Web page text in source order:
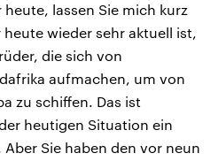
heute, lassen Sie mich kurz
wieder sehr aktuell ist,
die sich von
aufmachen, um von
zu schiffen. Das ist
heutigen Situation ein
Sie haben den vor neun